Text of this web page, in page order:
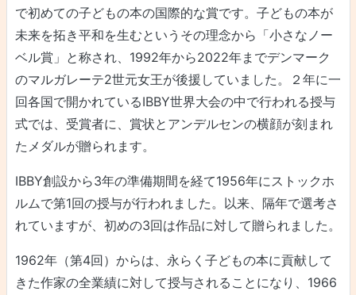
で初めての子どもの本の国際的な賞です。子どもの本が
未来を拓き平和を生むというその理念から「小さなノー
ベル賞」と称され、1992年から2022年までデンマーク
のマルガレーテ2世元女王が後援していました。２年に一
回各国で開かれているIBBY世界大会の中で行われる授与
式では、受賞者に、賞状とアンデルセンの横顔が刻まれ
たメダルが贈られます。
IBBY創設から3年の準備期間を経て1956年にストックホ
ルムで第1回の授与が行われました。以来、隔年で選考さ
れていますが、初めの3回は作品に対して贈られました。
1962年（第4回）からは、永らく子どもの本に貢献して
きた作家の全業績に対して授与されることになり、1966